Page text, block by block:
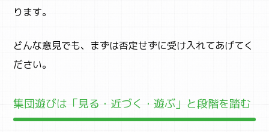
ります。
どんな意見でも、まずは否定せずに受け入れてあげてく
ださい。
集団遊びは「見る・近づく・遊ぶ」と段階を踏む